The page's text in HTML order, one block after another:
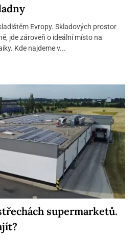
Evropy. Skladových prostor
jde zároveň o ideální místo na
Kde najdeme v...
supermarketů.